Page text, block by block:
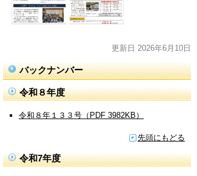
更新日 2026年6月10日
バックナンバー
令和８年度
令和８年１３３号（PDF 3982KB）
先頭にもどる
令和7年度